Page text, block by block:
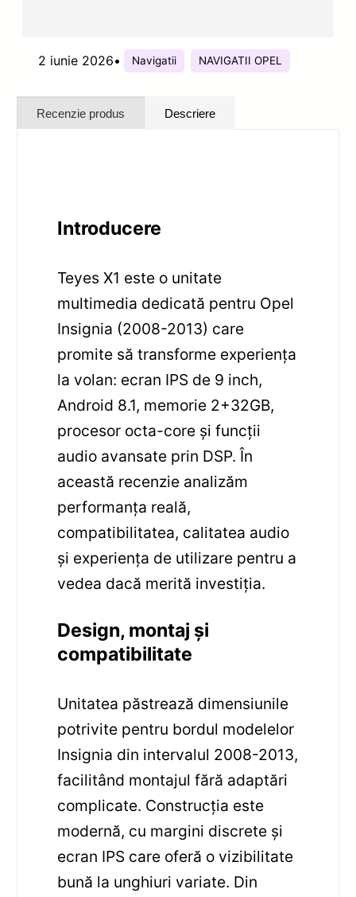
2 iunie 2026• Navigatii NAVIGATII OPEL
Recenzie produs Descriere
Introducere
Teyes X1 este o unitate
multimedia dedicată pentru Opel
Insignia (2008-2013) care
promite să transforme experiența
la volan: ecran IPS de 9 inch,
Android 8.1, memorie 2+32GB,
procesor octa-core și funcții
audio avansate prin DSP. În
această recenzie analizăm
performanța reală,
compatibilitatea, calitatea audio
și experiența de utilizare pentru a
vedea dacă merită investiția.
Design, montaj și
compatibilitate
Unitatea păstrează dimensiunile
potrivite pentru bordul modelelor
Insignia din intervalul 2008-2013,
facilitând montajul fără adaptări
complicate. Construcția este
modernă, cu margini discrete și
ecran IPS care oferă o vizibilitate
bună la unghiuri variate. Din